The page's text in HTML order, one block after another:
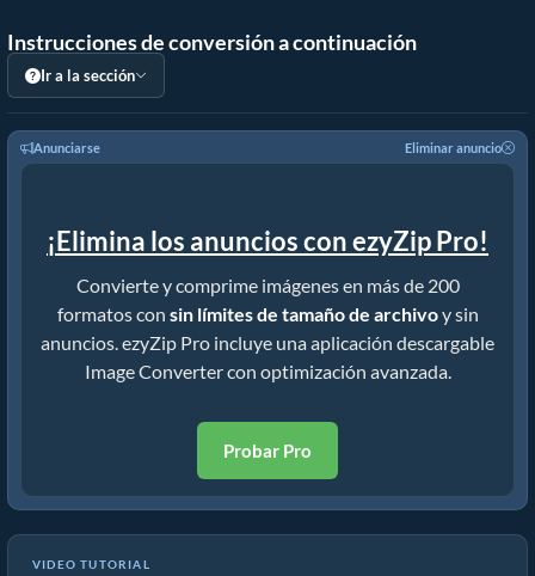
Instrucciones de conversión a continuación
Ir a la sección
Anunciarse Eliminar anuncio
¡Elimina los anuncios con ezyZip Pro!
Convierte y comprime imágenes en más de 200
formatos con sin límites de tamaño de archivoy sin
anuncios. ezyZip Pro incluye una aplicación descargable
Image Converter con optimización avanzada.
Probar Pro
VIDEO TUTORIAL